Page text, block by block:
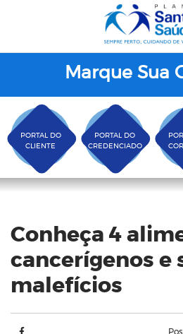
Marque Sua
PORTAL DO
CLIENTE
PORTAL DO
CREDENCIADO
Blog
Conheça 4
cancerígenos e
malefícios